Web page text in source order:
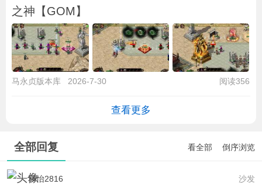
之神【GOM】
马永贞版本库 2026-7-30 阅读356
查看更多
全部回复 看全部 倒序浏览
沙发
和怡2816